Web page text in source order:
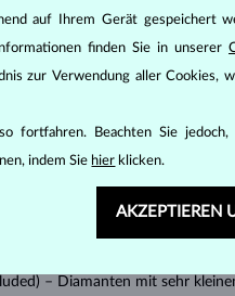
DIAMANT
zunächst die grundsätzlichen
wesentlichen Einfluss auf den
seinen strahlenden Glanz.
gebracht werden kann, z.B.
“Einschlüsse” oder innerer
– Diamanten mit sehr
auf Ihrem Gerät gespeichert
finden Sie in unserer
zur Verwendung aller Cookies,
fortfahren. Beachten Sie
indem Sie hier klicken.
AKZEPTIEREN